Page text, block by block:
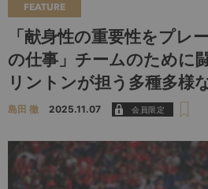
FEATURE
「献身性の重要性をプレ
の仕事」チームのために
リントンが担う多種多様
島田 徹 2025.11.07